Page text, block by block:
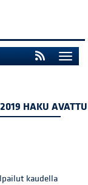
HAKU AVATTU
kaudella